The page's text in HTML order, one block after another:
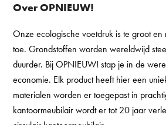
Over OPNIEUW!
Onze ecologische voetdruk is te groot en
toe. Grondstoffen worden wereldwijd
duurder. Bij OPNIEUW! stap je in de
economie. Elk product heeft hier een
materialen worden er toegepast in
kantoormeubilair wordt er tot 20 jaar